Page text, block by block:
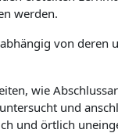
werden.
von
wie
und
und örtlich